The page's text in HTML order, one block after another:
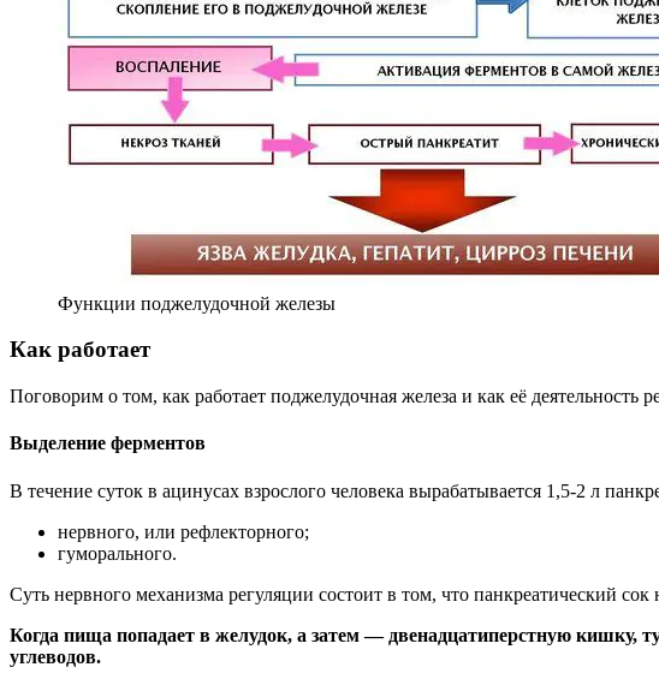
Функции поджелудочной железы
Как работает
Поговорим о том, как работает поджелудочная железа и как её
Выделение ферментов
В течение суток в ацинусах взрослого человека вырабатывается 1,5-2 л
нервного, или рефлекторного;
гуморального.
Суть нервного механизма регуляции состоит в том, что панкреатический
Когда пища попадает в желудок, а затем — двенадцатиперстную кишку,
углеводов.